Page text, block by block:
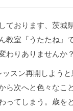
ております、茨城
教室『うたたね』で
わりありませんか？
ッスン再開しよう
ら次へと色々なこ
ってしまう。歳を